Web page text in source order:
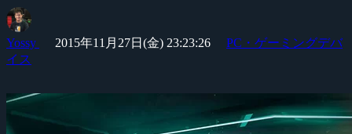
Yossy 2015年11月27日(金) 23:23:26
PC・ゲーミングデバ
イス